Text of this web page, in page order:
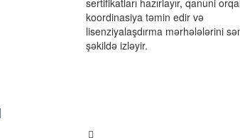
koordinasiya təmin edir və
lisenziyalaşdırma mərhələlərini
şəkildə izləyir.